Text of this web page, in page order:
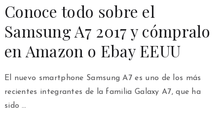
Conoce todo sobre el
Samsung A7 2017 y cómpralo
en Amazon o Ebay EEUU
El nuevo smartphone Samsung A7 es uno de los más
recientes integrantes de la familia Galaxy A7, que ha
sido …